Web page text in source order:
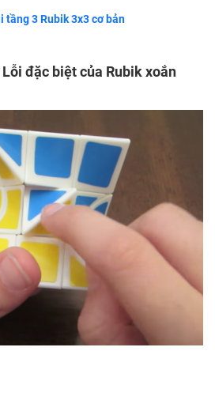
tầng 3 Rubik 3x3 cơ bản
đặc biệt của Rubik xoắn